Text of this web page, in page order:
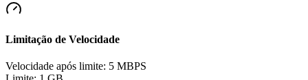
Limitação de Velocidade
Velocidade após limite: 5 MBPS